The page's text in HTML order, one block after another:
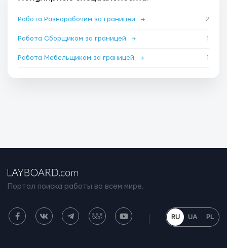
Работа Разнорабочим за границей → 2
Работа Сборщиком за границей → 1
Работа Мебельщиком за границей → 1
Портал поиска работы во всем мире.
RU UA PL